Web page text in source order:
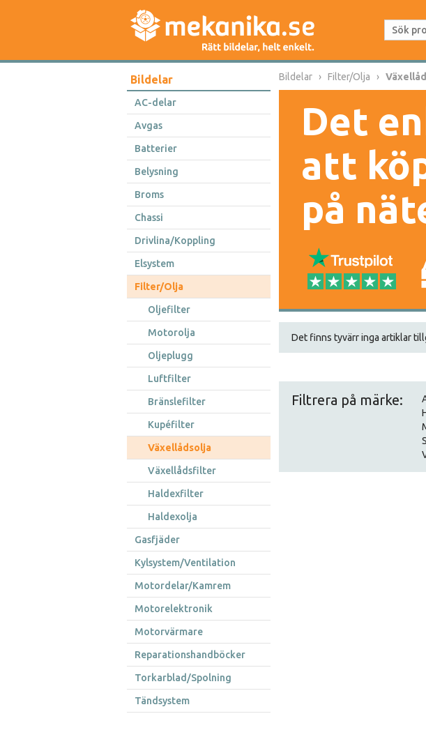
Bildelar
AC-delar
Avgas
Batterier
Belysning
Broms
Chassi
Drivlina/Koppling
Elsystem
Filter/Olja
Oljefilter
Motorolja
Oljeplugg
Luftfilter
Bränslefilter
Kupéfilter
Växellådsolja
Växellådsfilter
Haldexfilter
Haldexolja
Gasfjäder
Kylsystem/Ventilation
Motordelar/Kamrem
Motorelektronik
Motorvärmare
Reparationshandböcker
Torkarblad/Spolning
Tändsystem
Bildelar Filter/Olja
Det
att
på
Det finns tyvärr inga artiklar
Filtrera på märke: